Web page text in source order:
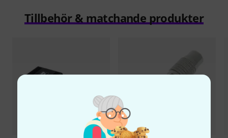
Tillbehör & matchande produkter